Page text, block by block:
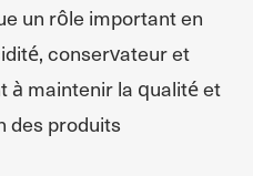
un rôle important en
conservateur et
à maintenir la qualité et
des produits